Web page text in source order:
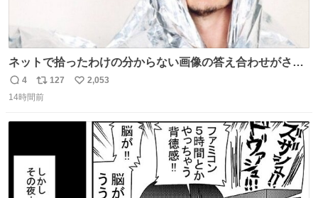
ネットで拾ったわけの分からない画像の答え合わせがされ
ていくw
返
信
4
リ
ポ
127
い
2,053
14時間前